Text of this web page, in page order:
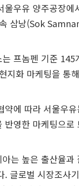
울우유 양주공장
삼낭(Sok
는 프놈펜 기준
지화 마케팅을 통
약에 따라 서울우
반영한 마케팅으
아는 높은 출산율
. 글로벌 시장조사